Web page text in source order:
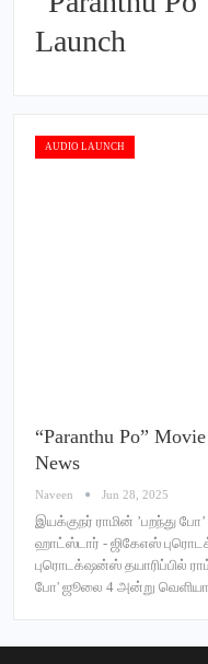
Launch
AUDIO LAUNCH
“Paranthu Po”
News
Naveen Jun 28, 2025
இயக்குநர் ராமின் ’பறந்து
ஹாட்ஸ்டார் - ஜிகேஎஸ்
புரொடக்‌ஷன்ஸ் தயாரிப்பில்
போ' ஜூலை 4 அன்று